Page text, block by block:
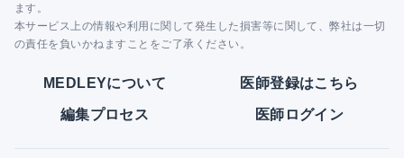
ます。
本サービス上の情報や利用に関して発生した損害等に関して、弊社は一切
の責任を負いかねますことをご了承ください。
MEDLEYについて 医師登録はこちら
編集プロセス 医師ログイン